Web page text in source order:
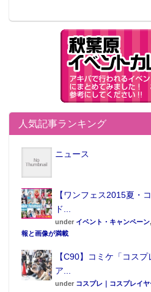
人気記事ランキング
ニュース
【ワンフェス2015夏・
ド...
under イベント・キャンペーン,
報と画像が満載
【C90】コミケ「コス
ア...
under コスプレ｜コスプレイ